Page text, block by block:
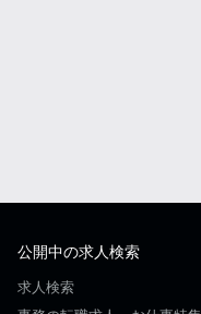
公開中の求人検索
求人検索